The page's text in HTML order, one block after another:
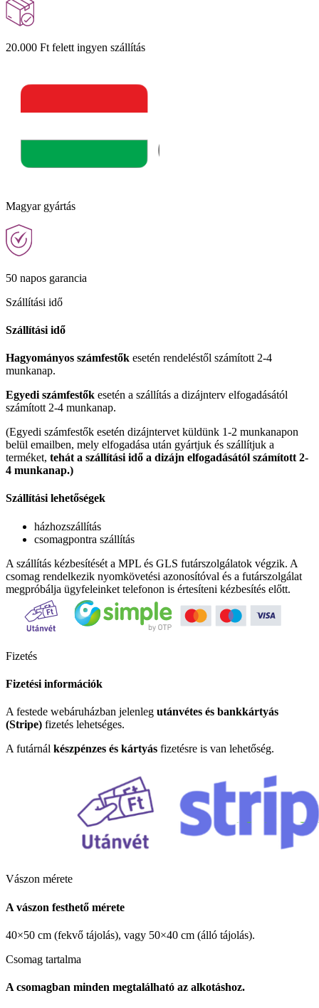
20.000 Ft felett ingyen szállítás
Magyar gyártás
50 napos garancia
Szállítási idő
Szállítási idő
Hagyományos számfestők esetén rendeléstől számított 2-4
munkanap.
Egyedi számfestők esetén a szállítás a dizájnterv elfogadásától
számított 2-4 munkanap.
(Egyedi számfestők esetén dizájntervet küldünk 1-2 munkanapon
belül emailben, mely elfogadása után gyártjuk és szállítjuk a
terméket, tehát a szállítási idő a dizájn elfogadásától számított 2-
4 munkanap.)
Szállítási lehetőségek
házhozszállítás
csomagpontra szállítás
A szállítás kézbesítését a MPL és GLS futárszolgálatok végzik. A
csomag rendelkezik nyomkövetési azonosítóval és a futárszolgálat
megpróbálja ügyfeleinket telefonon is értesíteni kézbesítés előtt.
Fizetés
Fizetési információk
A festede webáruházban jelenleg utánvétes és bankkártyás
(Stripe) fizetés lehetséges.
A futárnál készpénzes és kártyás fizetésre is van lehetőség.
Vászon mérete
A vászon festhető mérete
40×50 cm (fekvő tájolás), vagy 50×40 cm (álló tájolás).
Csomag tartalma
A csomagban minden megtalálható az alkotáshoz.